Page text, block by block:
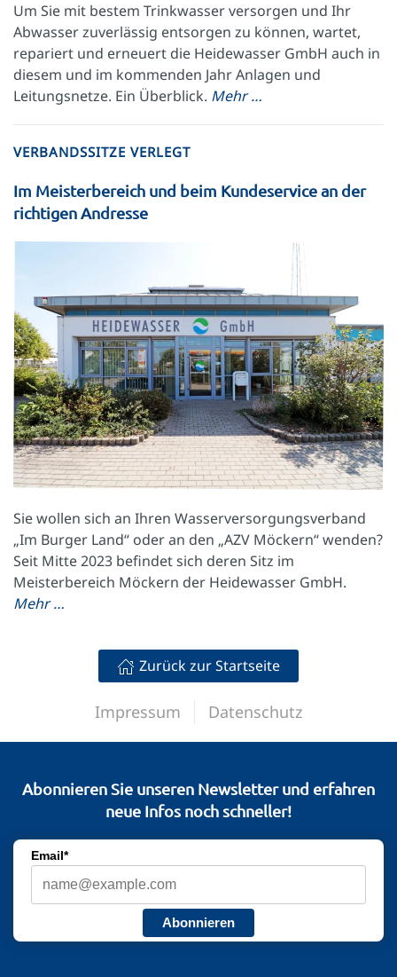
Um Sie mit bestem Trinkwasser versorgen und Ihr
Abwasser zuverlässig entsorgen zu können, wartet,
repariert und erneuert die Heidewasser GmbH auch in
diesem und im kommenden Jahr Anlagen und
Leitungsnetze. Ein Überblick. Mehr …
VERBANDSSITZE VERLEGT
Im Meisterbereich und beim Kundeservice an der
richtigen Andresse
Sie wollen sich an Ihren Wasserversorgungsverband
„Im Burger Land“ oder an den „AZV Möckern“ wenden?
Seit Mitte 2023 befindet sich deren Sitz im
Meisterbereich Möckern der Heidewasser GmbH.
Mehr …
Zurück zur Startseite
Impressum Datenschutz
Abonnieren Sie unseren Newsletter und erfahren
neue Infos noch schneller!
Email*
Abonnieren